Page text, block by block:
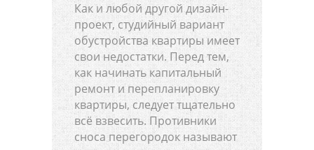
Как и любой другой дизайн-
проект, студийный вариант
обустройства квартиры имеет
свои недостатки. Перед тем,
как начинать капитальный
ремонт и перепланировку
квартиры, следует тщательно
всё взвесить. Противники
сноса перегородок называют